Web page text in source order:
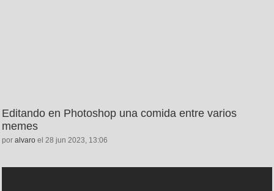
Editando en Photoshop una comida entre varios
memes
por alvaro el 28 jun 2023, 13:06